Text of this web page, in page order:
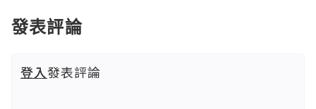
發表評論
登入發表評論